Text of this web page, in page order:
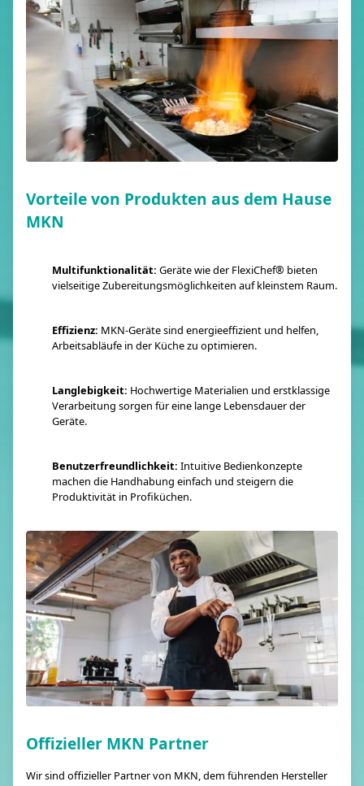
Vorteile von Produkten aus dem Hause
MKN
Multifunktionalität: Geräte wie der FlexiChef® bieten
vielseitige Zubereitungsmöglichkeiten auf kleinstem Raum.
Effizienz: MKN-Geräte sind energieeffizient und helfen,
Arbeitsabläufe in der Küche zu optimieren.
Langlebigkeit: Hochwertige Materialien und erstklassige
Verarbeitung sorgen für eine lange Lebensdauer der
Geräte.
Benutzerfreundlichkeit: Intuitive Bedienkonzepte
machen die Handhabung einfach und steigern die
Produktivität in Profiküchen.
Offizieller MKN Partner
Wir sind offizieller Partner von MKN, dem führenden Hersteller